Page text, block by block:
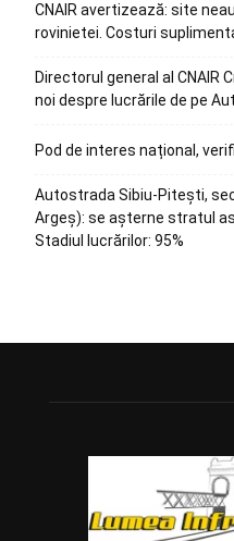
CNAIR avertizează: site
rovinietei. Costuri
Directorul general al
noi despre lucrările de pe
Pod de interes național,
Autostrada Sibiu-Pitești,
Argeș): se așterne stratul
Stadiul lucrărilor: 95%